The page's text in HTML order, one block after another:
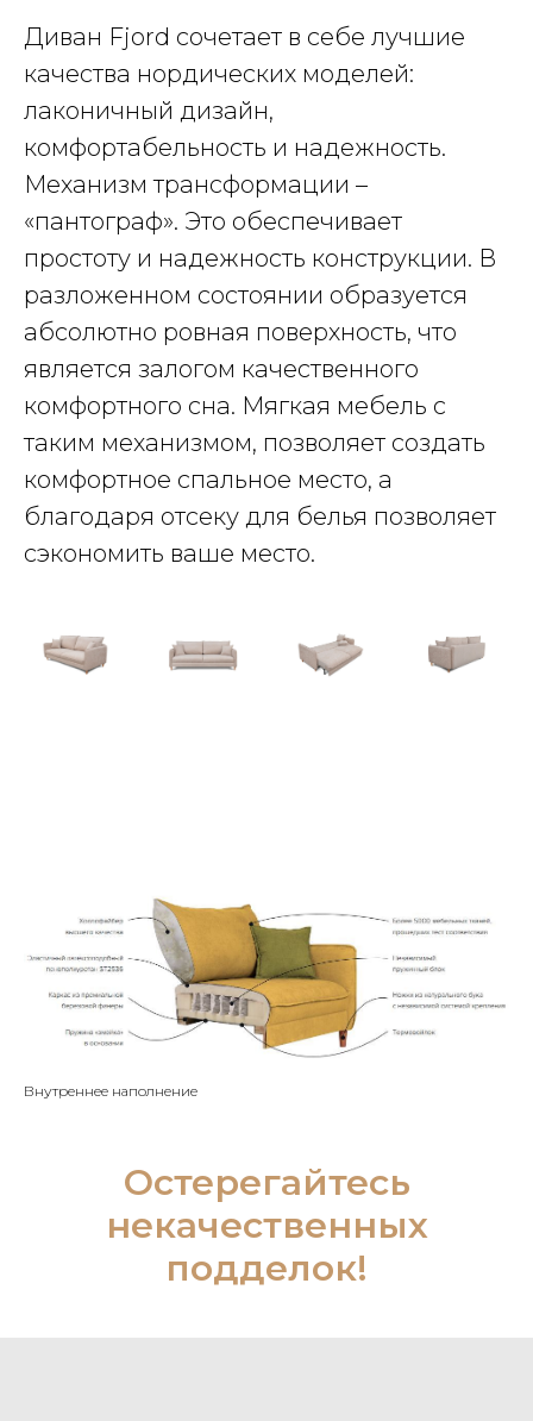
Диван Fjord сочетает в себе лучшие
качества нордических моделей:
лаконичный дизайн,
комфортабельность и надежность.
Механизм трансформации –
«пантограф». Это обеспечивает
простоту и надежность конструкции. В
разложенном состоянии образуется
абсолютно ровная поверхность, что
является залогом качественного
комфортного сна. Мягкая мебель с
таким механизмом, позволяет создать
комфортное спальное место, а
благодаря отсеку для белья позволяет
сэкономить ваше место.
Внутреннее наполнение
Остерегайтесь
некачественных
подделок!